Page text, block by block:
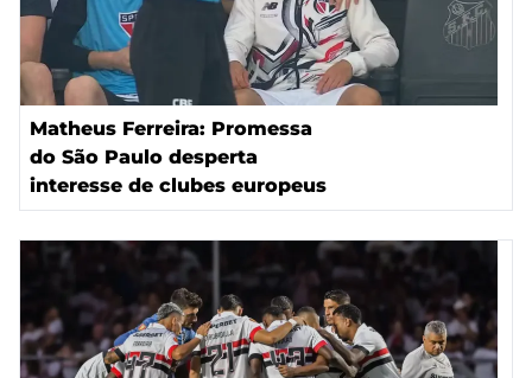
Matheus Ferreira: Promessa
do São Paulo desperta
interesse de clubes europeus